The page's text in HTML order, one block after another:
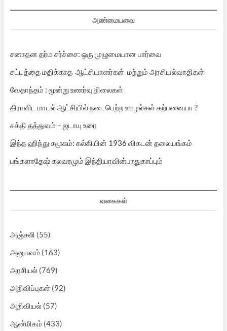
அண்மையவை
சனாதன தர்ம சர்ச்சை: ஒரு முழுமையான பார்வை
சட்டத்தை மதிக்காத ஆட்சியாளர்கள் மற்றும் அரசியல்வாதிகள்
வேதாந்தம் : மூன்று உணர்வு நிலைகள்
திராவிட மாடல் ஆட்சியில் நடைபெற்ற ஊழல்கள் கற்பனையா ?
சக்தி தத்துவம் – ஜடாயு உரை
இந்த ஹிந்து சமூகம்: கல்கியின் 1936 விகடன் தலையங்கம்
பங்களாதேஷ் கலவரமும் இந்தியாவின்பாதுகாப்பும்
வகைகள்
அஞ்சலி (55)
அனுபவம் (163)
அரசியல்(769)
அறிவிப்புகள்(92)
அறிவியல்(57)
ஆன்மிகம் (433)